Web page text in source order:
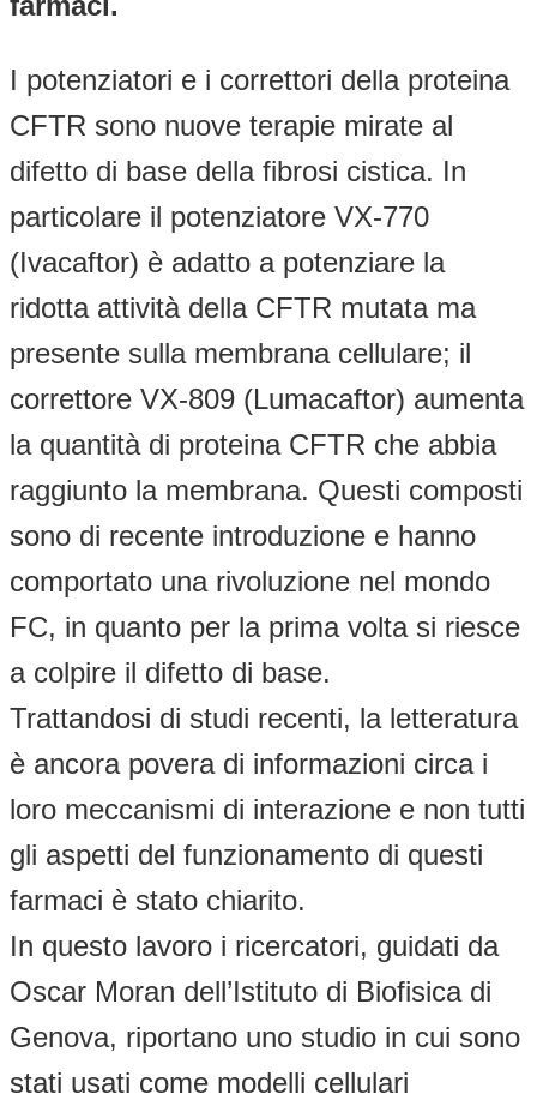
I potenziatori e i correttori della proteina
CFTR sono nuove terapie mirate al
difetto di base della fibrosi cistica. In
particolare il potenziatore VX-770
(Ivacaftor) è adatto a potenziare la
ridotta attività della CFTR mutata ma
presente sulla membrana cellulare; il
correttore VX-809 (Lumacaftor) aumenta
la quantità di proteina CFTR che abbia
raggiunto la membrana. Questi composti
sono di recente introduzione e hanno
comportato una rivoluzione nel mondo
FC, in quanto per la prima volta si riesce
a colpire il difetto di base.
Trattandosi di studi recenti, la letteratura
è ancora povera di informazioni circa i
loro meccanismi di interazione e non tutti
gli aspetti del funzionamento di questi
farmaci è stato chiarito.
In questo lavoro i ricercatori, guidati da
Oscar Moran dell’Istituto di Biofisica di
Genova, riportano uno studio in cui sono
stati usati come modelli cellulari